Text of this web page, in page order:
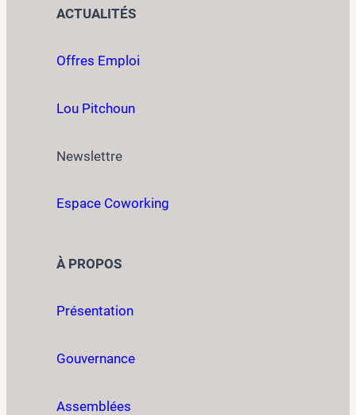
ACTUALITÉS
Offres Emploi
Lou Pitchoun
Newslettre
Espace Coworking
À PROPOS
Présentation
Gouvernance
Assemblées